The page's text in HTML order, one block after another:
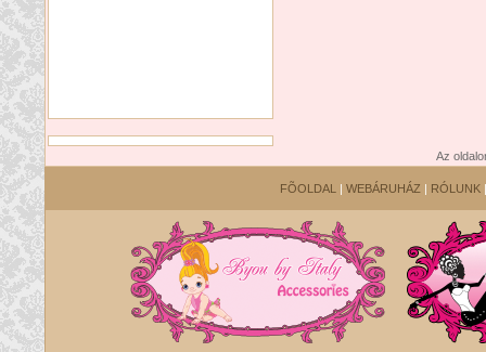
Az
FÕOLDAL | WEBÁRUHÁZ | RÓLUNK